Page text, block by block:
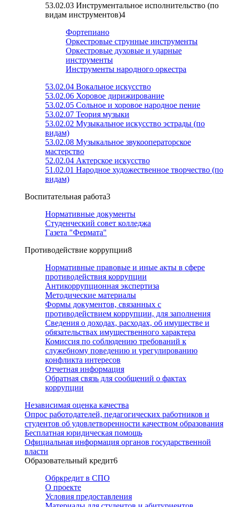
53.02.03 Инструментальное исполнительство (по
видам инструментов)4
Фортепиано
Оркестровые струнные инструменты
Оркестровые духовые и ударные
инструменты
Инструменты народного оркестра
53.02.04 Вокальное искусство
53.02.06 Хоровое дирижирование
53.02.05 Сольное и хоровое народное пение
53.02.07 Теория музыки
53.02.02 Музыкальное искусство эстрады (по
видам)
53.02.08 Музыкальное звукооператорское
мастерство
52.02.04 Актерское искусство
51.02.01 Народное художественное творчество (по
видам)
Воспитательная работа3
Нормативные документы
Студенческий совет колледжа
Газета "Фермата"
Противодействие коррупции8
Нормативные правовые и иные акты в сфере
противодействия коррупции
Антикоррупционная экспертиза
Методические материалы
Формы документов, связанных с
противодействием коррупции, для заполнения
Сведения о доходах, расходах, об имуществе и
обязательствах имущественного характера
Комиссия по соблюдению требований к
служебному поведению и урегулированию
конфликта интересов
Отчетная информация
Обратная связь для сообщений о фактах
коррупции
Независимая оценка качества
Опрос работодателей, педагогических работников и
студентов об удовлетворенности качеством образования
Бесплатная юридическая помощь
Официальная информация органов государственной
власти
Образовательный кредит6
Обркредит в СПО
О проекте
Условия предоставления